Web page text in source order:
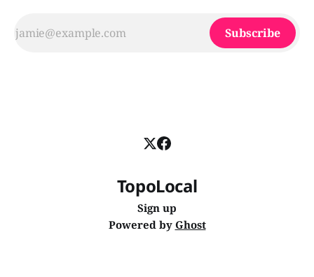
Subscribe
TopoLocal
Sign up
Powered by Ghost